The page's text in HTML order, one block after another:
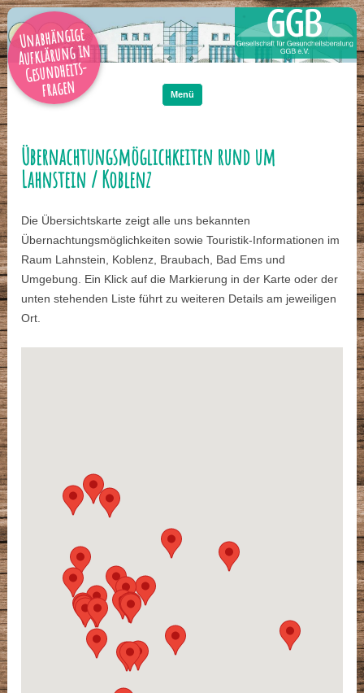
Unabhängige
Aufklärung in
Gesundheits-
fragen Menü
Übernachtungsmöglichkeiten rund um
Lahnstein / Koblenz
Die Übersichtskarte zeigt alle uns bekannten
Übernachtungsmöglichkeiten sowie Touristik-Informationen im
Raum Lahnstein, Koblenz, Braubach, Bad Ems und
Umgebung. Ein Klick auf die Markierung in der Karte oder der
unten stehenden Liste führt zu weiteren Details am jeweiligen
Ort.